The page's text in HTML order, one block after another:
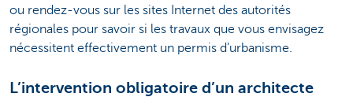
ou rendez-vous sur les sites Internet des autorités
régionales pour savoir si les travaux que vous envisagez
nécessitent effectivement un permis d’urbanisme.
L’intervention obligatoire d’un architecte